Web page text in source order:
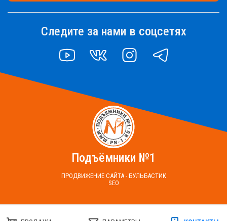
Следите за нами в соцсетях
YOUTUBE VK INSTAGRAMTELEGRAM
Подъёмники №1
ПРОДВИЖЕНИЕ САЙТА - БУЛЬБАСТИК
SEO